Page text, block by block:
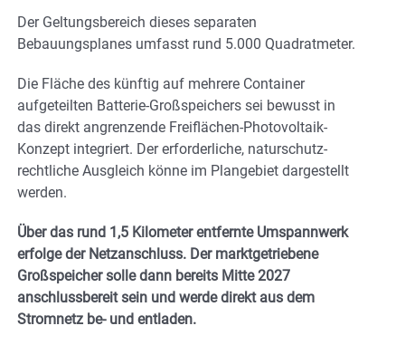
Der Geltungsbereich dieses separaten
Bebauungsplanes umfasst rund 5.000 Quadratmeter.
Die Fläche des künftig auf mehrere Container
aufgeteilten Batterie-Großspeichers sei bewusst in
das direkt angrenzende Freiflächen-Photovoltaik-
Konzept integriert. Der erforderliche, naturschutz-
rechtliche Ausgleich könne im Plangebiet dargestellt
werden.
Über das rund 1,5 Kilometer entfernte Umspannwerk
erfolge der Netzanschluss. Der marktgetriebene
Großspeicher solle dann bereits Mitte 2027
anschlussbereit sein und werde direkt aus dem
Stromnetz be- und entladen.